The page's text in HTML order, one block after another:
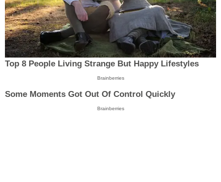
Top 8 People Living Strange But Happy Lifestyles
Brainberries
Some Moments Got Out Of Control Quickly
Brainberries